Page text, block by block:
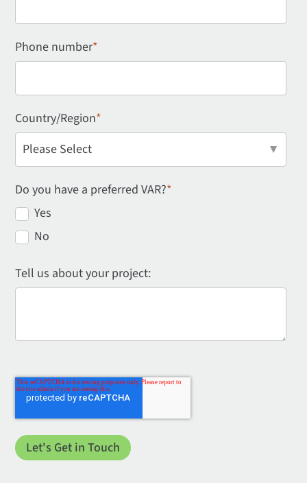
Phone number*
Country/Region*
Do you have a preferred VAR?*
Yes
No
Tell us about your project: